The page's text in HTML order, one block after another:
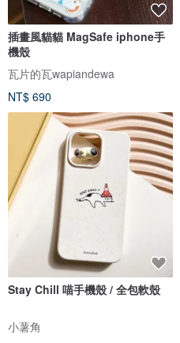
插畫風貓貓 MagSafe iphone手
機殼
瓦片的瓦wapiandewa
NT$ 690
Stay Chill 喵手機殼 / 全包軟殼
小薯角